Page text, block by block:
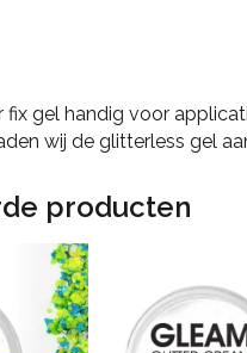
fix gel handig voor
wij de glitterless gel
producten